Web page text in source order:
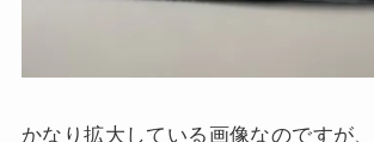
かなり拡大している画像なのですが